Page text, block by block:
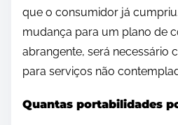
que o consumidor já
mudança para um plano de
abrangente, será necessário
para serviços não
Quantas portabilidades